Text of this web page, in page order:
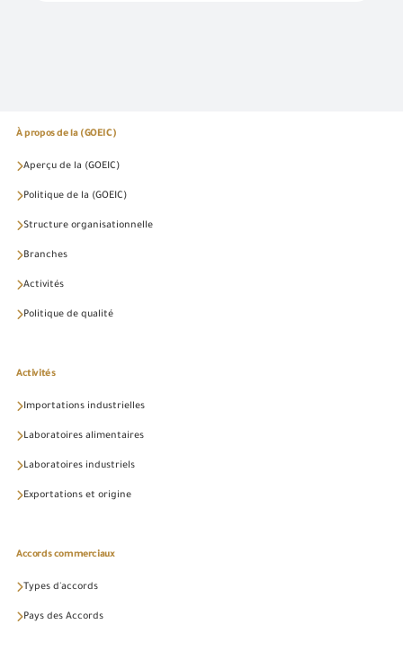
À propos de la (GOEIC)
Aperçu de la (GOEIC)
Politique de la (GOEIC)
Structure organisationnelle
Branches
Activités
Politique de qualité
Activités
Importations industrielles
Laboratoires alimentaires
Laboratoires industriels
Exportations et origine
Accords commerciaux
Types d'accords
Pays des Accords